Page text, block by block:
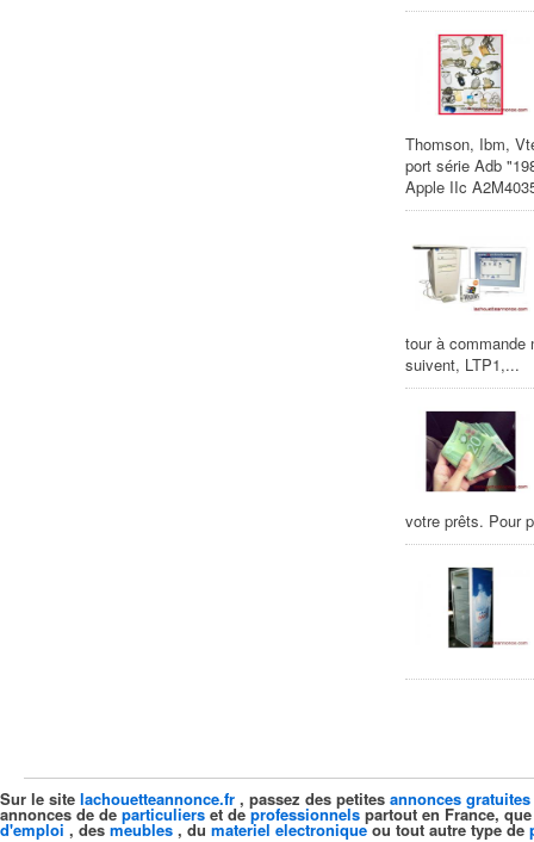
Thomson, Ibm,
port série Adb
Apple IIc
tour à commande
suivent, LTP1,...
votre prêts. Pour
Sur le site lachouetteannonce.fr , passez des petites annonces gratuites
annonces de de particuliers et deprofessionnels partout en France,
d'emploi , des meubles , du materiel electroniqueou tout autre type de